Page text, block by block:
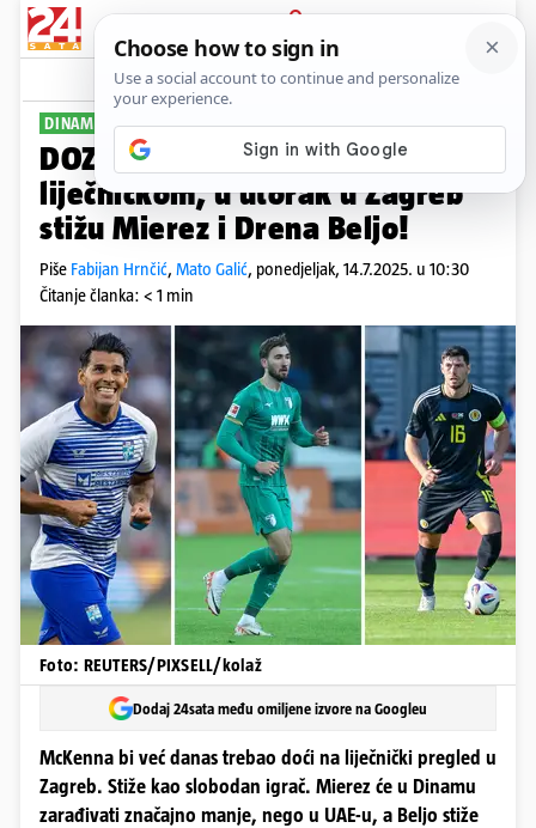
PRIJAVA
Sport Komentari
DINAMOV DAN D
DOZNAJEMO McKenna danas na
liječničkom, u utorak u Zagreb
stižu Mierez i Drena Beljo!
Piše Fabijan Hrnčić, Mato Galić, ponedjeljak, 14.7.2025. u 10:30
Čitanje članka: < 1 min
Foto: REUTERS/PIXSELL/kolaž
Dodaj 24sata među omiljene izvore na Googleu
McKenna bi već danas trebao doći na liječnički pregled u
Zagreb. Stiže kao slobodan igrač. Mierez će u Dinamu
zarađivati značajno manje, nego u UAE-u, a Beljo stiže